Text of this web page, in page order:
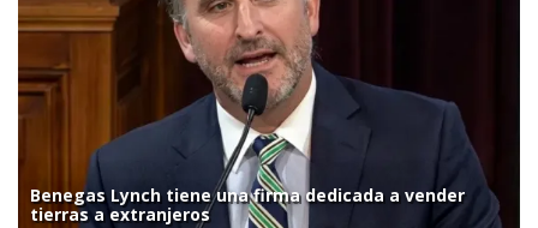
Benegas Lynch tiene una firma dedicada a vender
tierras a extranjeros